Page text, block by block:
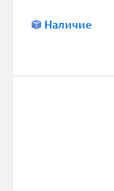
Наличие